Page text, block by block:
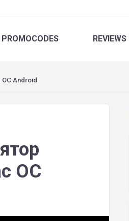
REVIEWS
ОС Android
ОС